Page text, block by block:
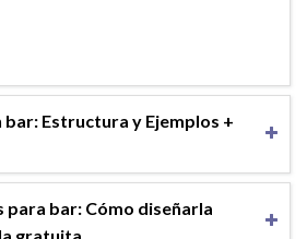
Estructura y Ejemplos +
para bar: Cómo diseñarla